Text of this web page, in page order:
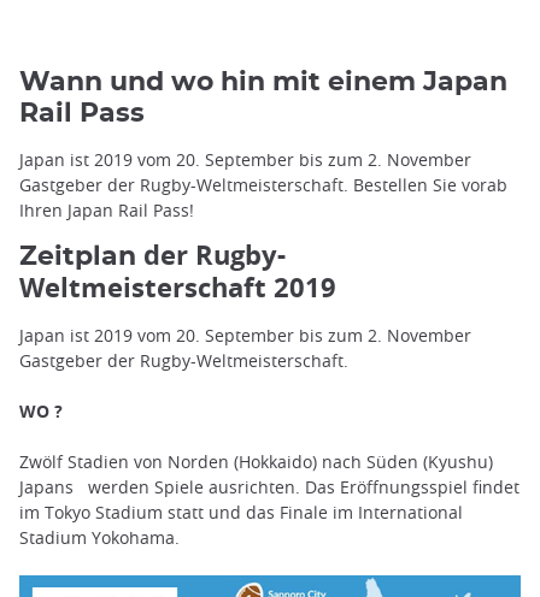
Wann und wo hin mit einem Japan
Rail Pass
Japan ist 2019 vom 20. September bis zum 2. November
Gastgeber der Rugby-Weltmeisterschaft. Bestellen Sie vorab
Ihren Japan Rail Pass!
Zeitplan der Rugby-
Weltmeisterschaft 2019
Japan ist 2019 vom 20. September bis zum 2. November
Gastgeber der Rugby-Weltmeisterschaft.
WO ?
Zwölf Stadien von Norden (Hokkaido) nach Süden (Kyushu)
Japans werden Spiele ausrichten. Das Eröffnungsspiel findet
im Tokyo Stadium statt und das Finale im International
Stadium Yokohama.